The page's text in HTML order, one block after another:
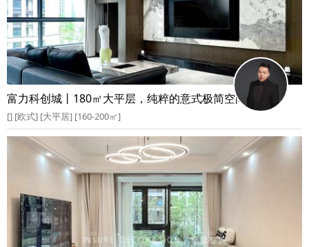
富力科创城丨180㎡大平层，纯粹的意式极简空间
[] [欧式] [大平居] [160-200㎡]